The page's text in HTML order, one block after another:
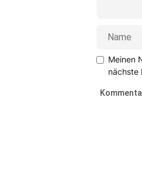
Meinen
nächste